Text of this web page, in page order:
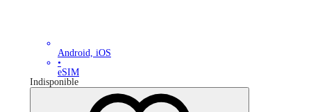
Android, iOS
•
eSIM
Indisponible